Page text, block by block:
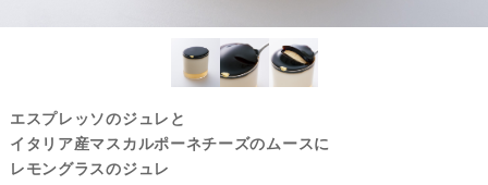
エスプレッソのジュレと
イタリア産マスカルポーネチーズのムースに
レモングラスのジュレ